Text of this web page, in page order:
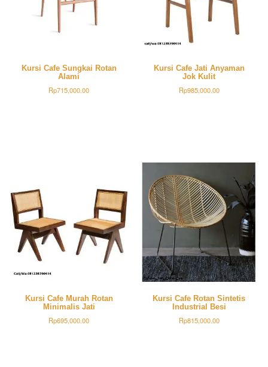
Kursi Cafe Sungkai Rotan
Alami
Rp715,000.00
Kursi Cafe Jati Anyaman
Jok Kulit
Rp985,000.00
Kursi Cafe Murah Rotan
Minimalis Jati
Rp695,000.00
Kursi Cafe Rotan Sintetis
Industrial Besi
Rp815,000.00